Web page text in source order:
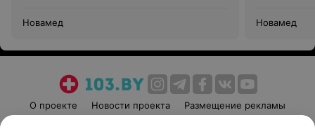
Новамед Новамед
О проекте Новости проекта
Размещение рекламы